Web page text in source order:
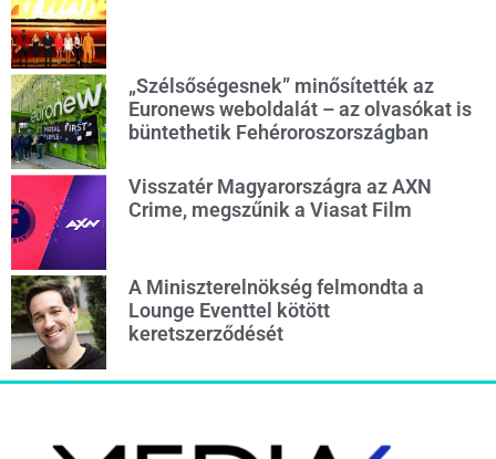
„Szélsőségesnek” minősítették az
Euronews weboldalát – az olvasókat is
büntethetik Fehéroroszországban
Visszatér Magyarországra az AXN
Crime, megszűnik a Viasat Film
A Miniszterelnökség felmondta a
Lounge Eventtel kötött
keretszerződését